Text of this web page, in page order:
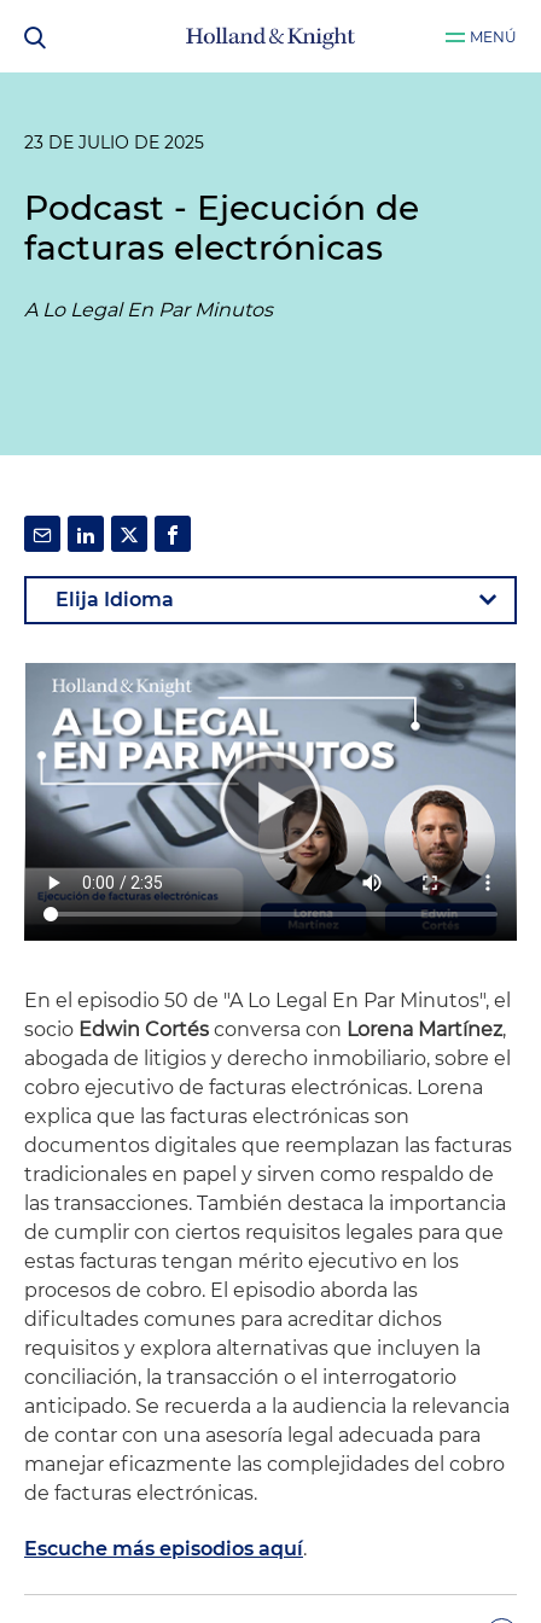
MENÚ
23 DE JULIO DE 2025
Podcast - Ejecución de
facturas electrónicas
A Lo Legal En Par Minutos
En el episodio 50 de "A Lo Legal En Par Minutos", el
socio Edwin Cortés conversa con Lorena Martínez,
abogada de litigios y derecho inmobiliario, sobre el
cobro ejecutivo de facturas electrónicas. Lorena
explica que las facturas electrónicas son
documentos digitales que reemplazan las facturas
tradicionales en papel y sirven como respaldo de
las transacciones. También destaca la importancia
de cumplir con ciertos requisitos legales para que
estas facturas tengan mérito ejecutivo en los
procesos de cobro. El episodio aborda las
dificultades comunes para acreditar dichos
requisitos y explora alternativas que incluyen la
conciliación, la transacción o el interrogatorio
anticipado. Se recuerda a la audiencia la relevancia
de contar con una asesoría legal adecuada para
manejar eficazmente las complejidades del cobro
de facturas electrónicas.
Escuche más episodios aquí.